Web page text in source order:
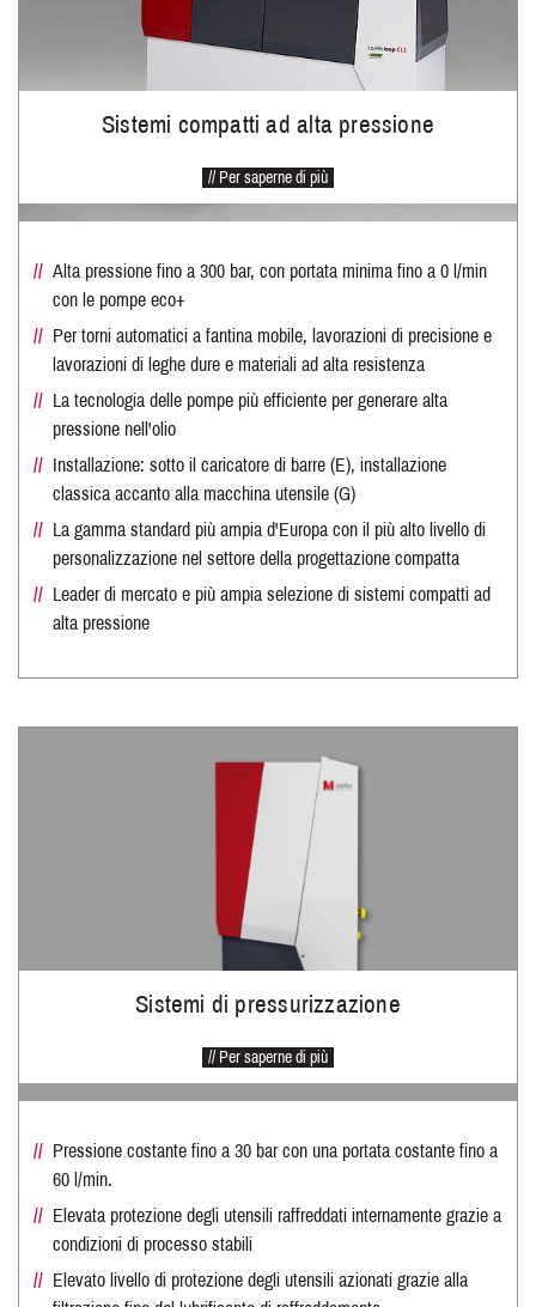
Sistemi compatti ad alta pressione
// Per saperne di più
Alta pressione fino a 300 bar, con portata minima fino a 0 l/min
con le pompe eco+
Per torni automatici a fantina mobile, lavorazioni di precisione e
lavorazioni di leghe dure e materiali ad alta resistenza
La tecnologia delle pompe più efficiente per generare alta
pressione nell'olio
Installazione: sotto il caricatore di barre (E), installazione
classica accanto alla macchina utensile (G)
La gamma standard più ampia d'Europa con il più alto livello di
personalizzazione nel settore della progettazione compatta
Leader di mercato e più ampia selezione di sistemi compatti ad
alta pressione
Sistemi di pressurizzazione
// Per saperne di più
Pressione costante fino a 30 bar con una portata costante fino a
60 l/min.
Elevata protezione degli utensili raffreddati internamente grazie a
condizioni di processo stabili
Elevato livello di protezione degli utensili azionati grazie alla